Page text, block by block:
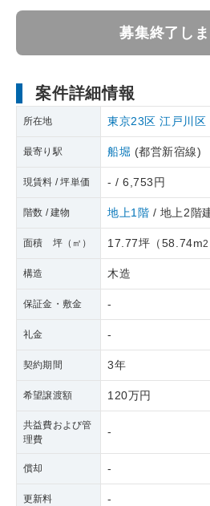
募集終了し
案件詳細情報
所在地 東京23区 江戸川区
最寄り駅 船堀 (都営新宿線)
現賃料 / 坪単価 - / 6,753円
階数 / 建物 地上1階 / 地上2階
面積 坪（㎡） 17.77坪 （58.74m2
構造 木造
保証金・敷金 -
礼金 -
契約期間 3年
希望譲渡額 120万円
共益費および管
理費
-
償却 -
更新料 -